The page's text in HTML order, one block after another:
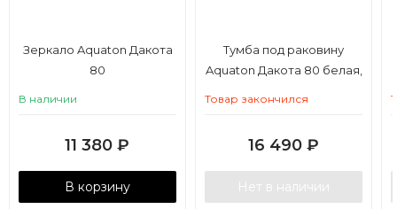
Зеркало Aquaton Дакота
80
В наличии
11 380 ₽
В корзину
Тумба под раковину
Aquaton Дакота 80 белая,
Товар закончился
16 490 ₽
Нет в наличии